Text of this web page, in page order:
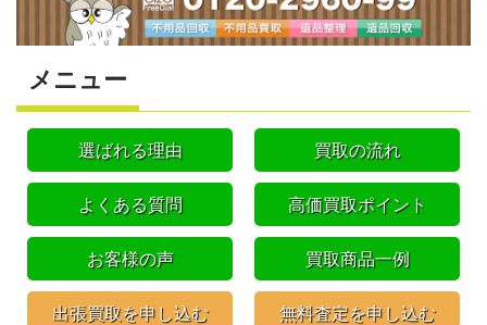
メニュー
選ばれる理由 買取の流れ
よくある質問 高価買取ポイント
お客様の声 買取商品一例
出張買取を申し込む 無料査定を申し込む